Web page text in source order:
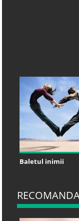
Baletul inimii